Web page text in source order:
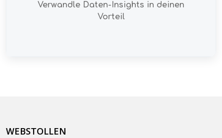
Verwandle Daten-Insights in deinen
Vorteil
WEBSTOLLEN